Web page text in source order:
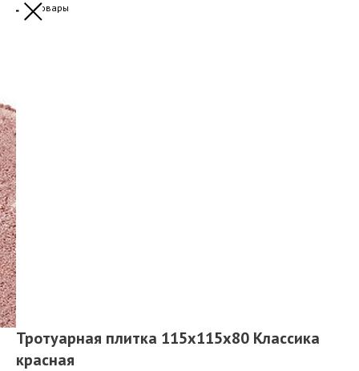
Другие товары
Тротуарная плитка 115x115x80 Классика
красная